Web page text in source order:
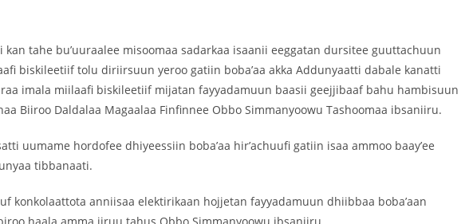
kan tahe bu’uuraalee misoomaa sadarkaa isaanii eeggatan dursitee guuttachuun
biskileetiif tolu diriirsuun yeroo gatiin boba’aa akka Addunyaatti dabale kanatti
imala miilaafi biskileetiif mijatan fayyadamuun baasii geejjibaaf bahu hambisuun
Biiroo Daldalaa Magaalaa Finfinnee Obbo Simmanyoowu Tashoomaa ibsaniiru.
uumame hordofee dhiyeessiin boba’aa hir’achuufi gatiin isaa ammoo baay’ee
tibbanaati.
konkolaattota anniisaa elektirikaan hojjetan fayyadamuun dhiibbaa boba’aan